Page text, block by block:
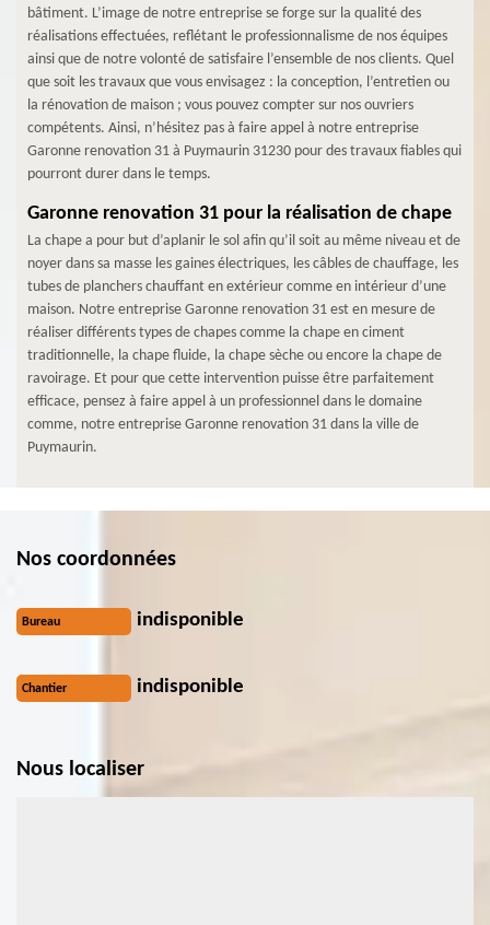
bâtiment. L’image de notre entreprise se forge sur la qualité des
réalisations effectuées, reflétant le professionnalisme de nos équipes
ainsi que de notre volonté de satisfaire l’ensemble de nos clients. Quel
que soit les travaux que vous envisagez : la conception, l’entretien ou
la rénovation de maison ; vous pouvez compter sur nos ouvriers
compétents. Ainsi, n’hésitez pas à faire appel à notre entreprise
Garonne renovation 31 à Puymaurin 31230 pour des travaux fiables qui
pourront durer dans le temps.
Garonne renovation 31 pour la réalisation de chape
La chape a pour but d’aplanir le sol afin qu’il soit au même niveau et de
noyer dans sa masse les gaines électriques, les câbles de chauffage, les
tubes de planchers chauffant en extérieur comme en intérieur d’une
maison. Notre entreprise Garonne renovation 31 est en mesure de
réaliser différents types de chapes comme la chape en ciment
traditionnelle, la chape fluide, la chape sèche ou encore la chape de
ravoirage. Et pour que cette intervention puisse être parfaitement
efficace, pensez à faire appel à un professionnel dans le domaine
comme, notre entreprise Garonne renovation 31 dans la ville de
Puymaurin.
Nos coordonnées
Bureau indisponible
Chantier indisponible
Nous localiser